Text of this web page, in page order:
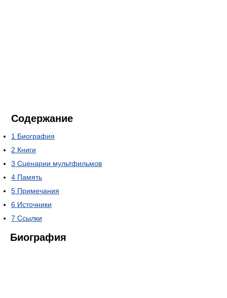
Содержание
1 Биография
2 Книги
3 Сценарии мультфильмов
4 Память
5 Примечания
6 Источники
7 Ссылки
Биография